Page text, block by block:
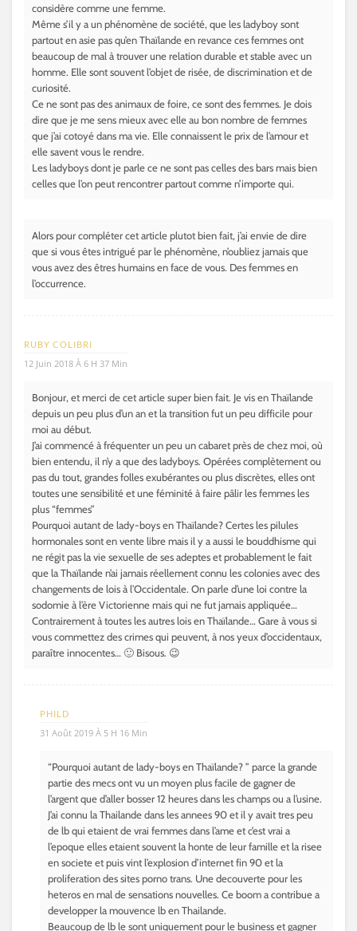
considère comme une femme.
Même s’il y a un phénomène de société, que les ladyboy sont
partout en asie pas qu’en Thaïlande en revance ces femmes ont
beaucoup de mal à trouver une relation durable et stable avec un
homme. Elle sont souvent l’objet de risée, de discrimination et de
curiosité.
Ce ne sont pas des animaux de foire, ce sont des femmes. Je dois
dire que je me sens mieux avec elle au bon nombre de femmes
que j’ai cotoyé dans ma vie. Elle connaissent le prix de l’amour et
elle savent vous le rendre.
Les ladyboys dont je parle ce ne sont pas celles des bars mais bien
celles que l’on peut rencontrer partout comme n’importe qui.
Alors pour compléter cet article plutot bien fait, j’ai envie de dire
que si vous êtes intrigué par le phénomène, n’oubliez jamais que
vous avez des êtres humains en face de vous. Des femmes en
l’occurrence.
RUBY COLIBRI
12 Juin 2018 À 6 H 37 Min
Bonjour, et merci de cet article super bien fait. Je vis en Thaïlande
depuis un peu plus d’un an et la transition fut un peu difficile pour
moi au début.
J’ai commencé à fréquenter un peu un cabaret près de chez moi, où
bien entendu, il n’y a que des ladyboys. Opérées complètement ou
pas du tout, grandes folles exubérantes ou plus discrètes, elles ont
toutes une sensibilité et une féminité à faire pâlir les femmes les
plus “femmes”
Pourquoi autant de lady-boys en Thaïlande? Certes les pilules
hormonales sont en vente libre mais il y a aussi le bouddhisme qui
ne régit pas la vie sexuelle de ses adeptes et probablement le fait
que la Thaïlande n’ai jamais réellement connu les colonies avec des
changements de lois à l’Occidentale. On parle d’une loi contre la
sodomie à l’ère Victorienne mais qui ne fut jamais appliquée…
Contrairement à toutes les autres lois en Thaïlande… Gare à vous si
vous commettez des crimes qui peuvent, à nos yeux d’occidentaux,
paraître innocentes… 🙂 Bisous. 😉
PHILD
31 Août 2019 À 5 H 16 Min
“Pourquoi autant de lady-boys en Thaïlande? ” parce la grande
partie des mecs ont vu un moyen plus facile de gagner de
l’argent que d’aller bosser 12 heures dans les champs ou a l’usine.
J’ai connu la Thailande dans les annees 90 et il y avait tres peu
de lb qui etaient de vrai femmes dans l’ame et c’est vrai a
l’epoque elles etaient souvent la honte de leur famille et la risee
en societe et puis vint l’explosion d’internet fin 90 et la
proliferation des sites porno trans. Une decouverte pour les
heteros en mal de sensations nouvelles. Ce boom a contribue a
developper la mouvence lb en Thailande.
Beaucoup de lb le sont uniquement pour le business et gagner